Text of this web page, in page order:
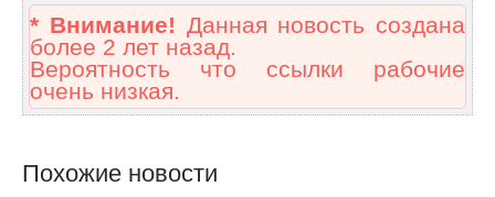
* Внимание! Данная новость создана
более 2 лет назад.
Вероятность что ссылки рабочие
очень низкая.
Похожие новости